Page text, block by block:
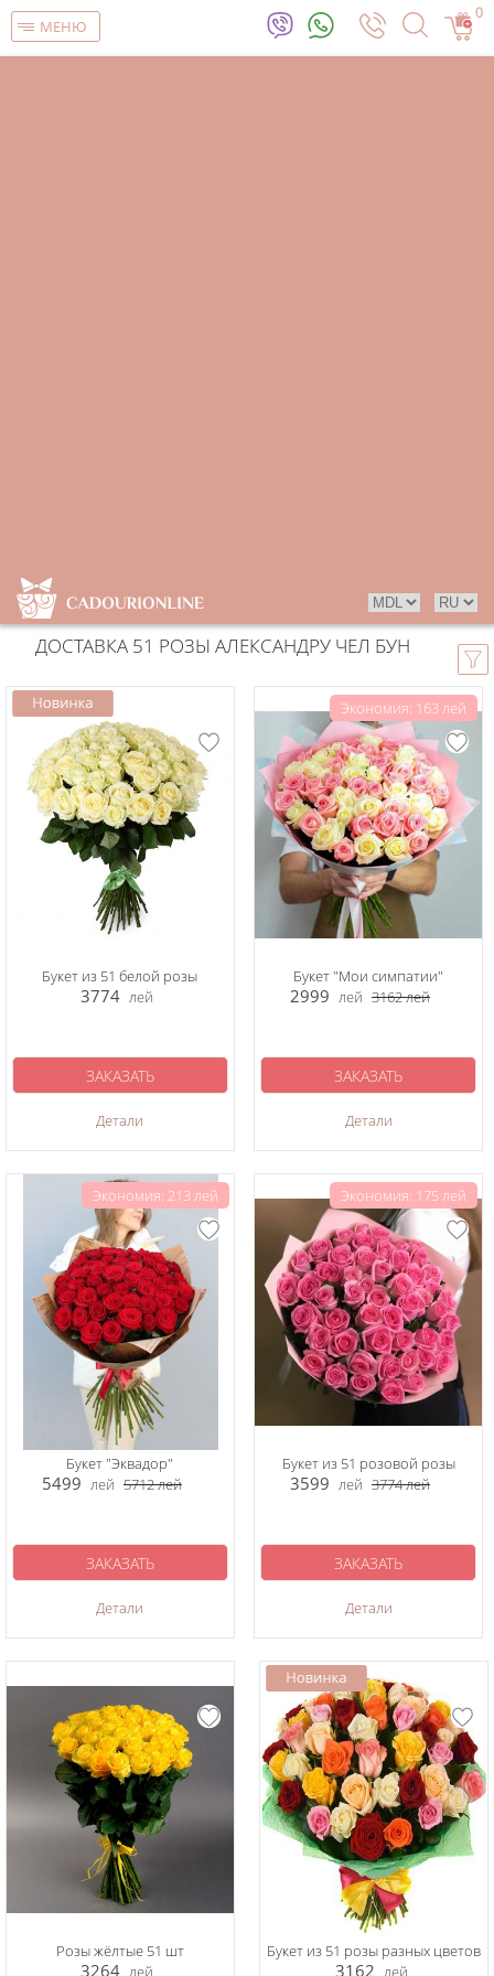
МЕНЮ
0
ДОСТАВКА 51 РОЗЫ АЛЕКСАНДРУ ЧЕЛ БУН
Букет из 51 белой розы
3774 лей
Детали
ЗАКАЗАТЬ
Экономия: 163 лей
Букет "Мои симпатии"
2999 лей 3162лей
Детали
ЗАКАЗАТЬ
Экономия: 213 лей
Букет "Эквадор"
5499 лей 5712лей
Детали
ЗАКАЗАТЬ
Экономия: 175 лей
Букет из 51 розовой розы
3599 лей 3774лей
Детали
ЗАКАЗАТЬ
Розы жёлтые 51 шт
3264 лей
Букет из 51 розы разных цветов
3162 лей